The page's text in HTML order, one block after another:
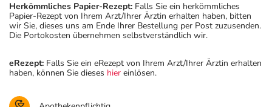
Herkömmliches Papier-Rezept: Falls Sie ein herkömmliches
Papier-Rezept von Ihrem Arzt/Ihrer Ärztin erhalten haben, bitten
wir Sie, dieses uns am Ende Ihrer Bestellung per Post zuzusenden.
Die Portokosten übernehmen selbstverständlich wir.
eRezept: Falls Sie ein eRezept von Ihrem Arzt/Ihrer Ärztin erhalten
haben, können Sie dieses hier einlösen.